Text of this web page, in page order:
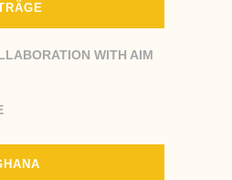
WITH AIM